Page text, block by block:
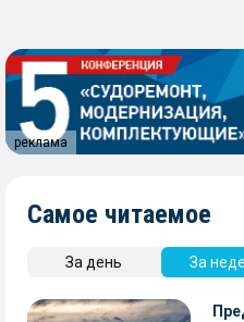
реклама
Самое читаемое
За день За